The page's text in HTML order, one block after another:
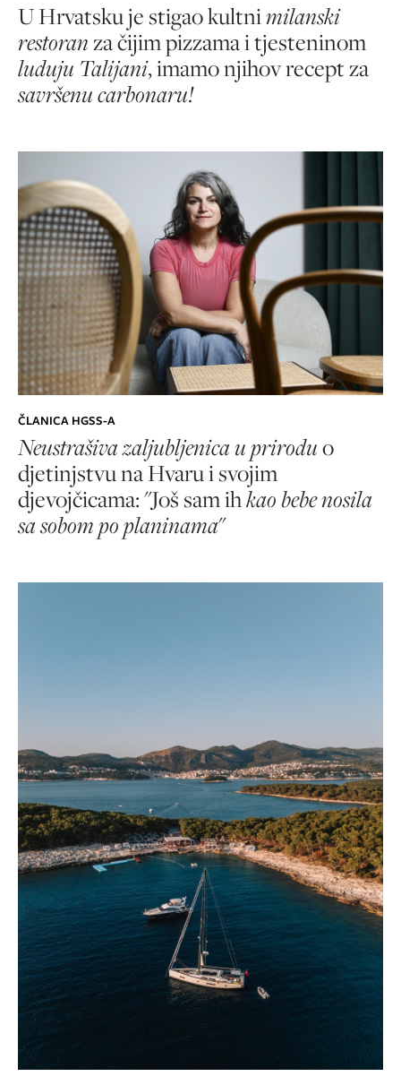
U Hrvatsku je stigao kultnimilanski
restoranza čijim pizzama i tjesteninom
luduju Talijani, imamo njihov recept za
savršenu carbonaru!
ČLANICA HGSS-A
Neustrašiva zaljubljenica u priroduo
djetinjstvu na Hvaru i svojim
djevojčicama: "Još sam ihkao bebe nosila
sa sobom po planinama"